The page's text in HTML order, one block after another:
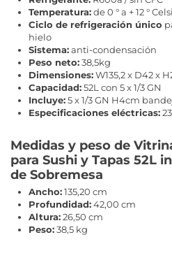
Temperatura:de 0 ° a + 12 °
Ciclo de refrigeración único
hielo
Sistema:anti-condensación
Peso neto:38,5kg
Dimensiones:W135,2 x D42 x
Capacidad:52L con 5 x 1/3 GN
Incluye:5 x 1/3 GN H4cm
Especificaciones eléctricas:
Medidas y peso de
para Sushi y Tapas 52L
de Sobremesa
Ancho:135,20 cm
Profundidad:42,00 cm
Altura:26,50 cm
Peso:38,5 kg